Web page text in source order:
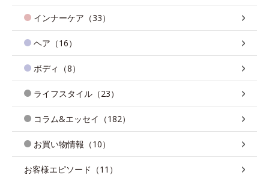
インナーケア（33）
ヘア（16）
ボディ（8）
ライフスタイル（23）
コラム&エッセイ（182）
お買い物情報（10）
お客様エピソード（11）